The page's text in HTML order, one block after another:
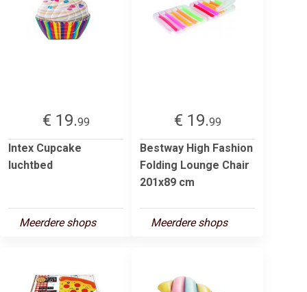
€ 19.99
Intex Cupcake
luchtbed
Meerdere shops
€ 19.99
Bestway High Fashion
Folding Lounge Chair
201x89 cm
Meerdere shops